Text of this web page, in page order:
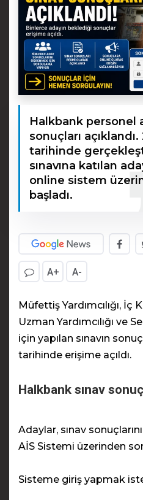
Halkbank personel
sonuçları
tarihinde
sınavına katılan
online sistem
başladı.
A+ A-
Müfettiş Yardımcılığı, İç
Uzman Yardımcılığı ve
için yapılan sınavın
tarihinde erişime açıldı.
Halkbank sınav
Adaylar, sınav sonuçlarını
AİS Sistemi üzerinden
Sisteme giriş yapmak